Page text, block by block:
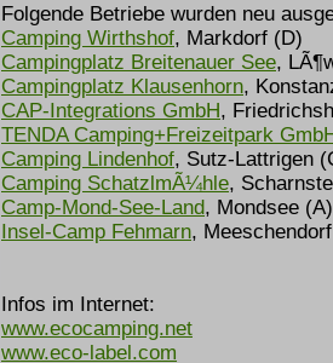
Folgende Betriebe wurden neu
Camping Wirthshof, Markdorf (D)
Campingplatz Breitenauer See,
Campingplatz Klausenhorn,
CAP-Integrations GmbH,
TENDA Camping+Freizeitpark
Camping Lindenhof, Sutz-Lattrigen
Camping SchatzlmÃ¼hle,
Camp-Mond-See-Land, Mondsee (A)
Insel-Camp Fehmarn,
Infos im Internet:
www.ecocamping.net
www.eco-label.com